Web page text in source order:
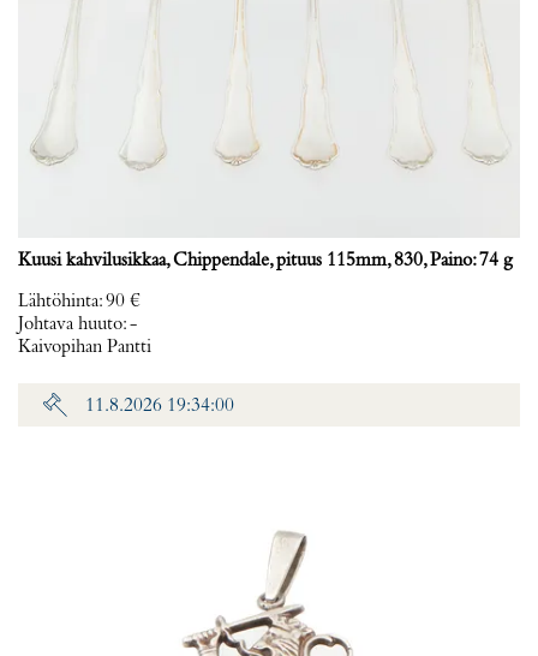
Kuusi kahvilusikkaa, Chippendale, pituus 115mm, 830, Paino: 74 g
Lähtöhinta:90 €
Johtava huuto:-
Kaivopihan Pantti
11.8.2026 19:34:00